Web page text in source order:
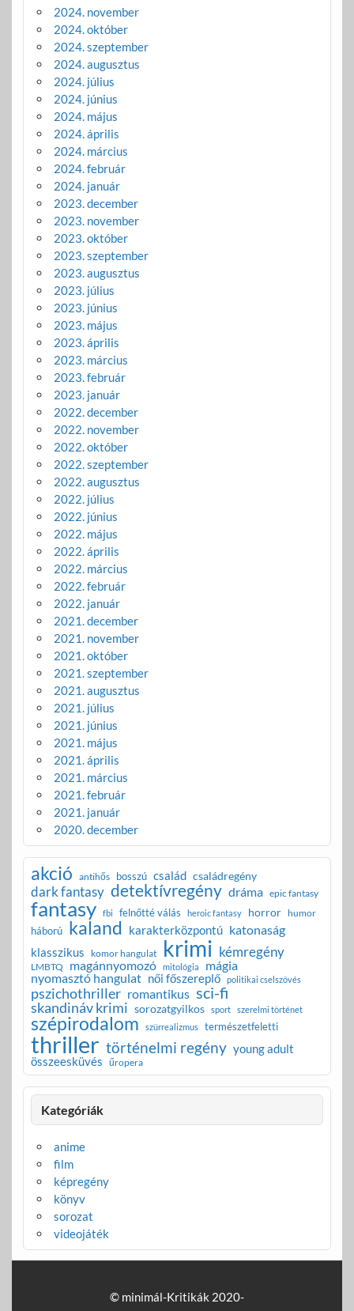
2024. november
2024. október
2024. szeptember
2024. augusztus
2024. július
2024. június
2024. május
2024. április
2024. március
2024. február
2024. január
2023. december
2023. november
2023. október
2023. szeptember
2023. augusztus
2023. július
2023. június
2023. május
2023. április
2023. március
2023. február
2023. január
2022. december
2022. november
2022. október
2022. szeptember
2022. augusztus
2022. július
2022. június
2022. május
2022. április
2022. március
2022. február
2022. január
2021. december
2021. november
2021. október
2021. szeptember
2021. augusztus
2021. július
2021. június
2021. május
2021. április
2021. március
2021. február
2021. január
2020. december
akció antihős bosszú család családregény
dark fantasy detektívregény dráma epic fantasy
fantasy fbi felnőtté válás heroic fantasy horror humor
háború kaland karakterközpontú katonaság
klasszikus komor hangulat krimi kémregény
LMBTQ magánnyomozó mitológia mágia
nyomasztó hangulat női főszereplő politikai cselszövés
pszichothriller romantikus sci-fi
skandináv krimi sorozatgyilkos sport szerelmi történet
szépirodalom szürrealizmus természetfeletti
thriller történelmi regény young adult
összeesküvés űropera
Kategóriák
anime
film
képregény
könyv
sorozat
videojáték
© minimál-Kritikák 2020-